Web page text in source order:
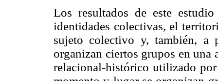
Los resultados de este
identidades colectivas, el
sujeto colectivo y, también, a
organizan ciertos grupos en
relacional-histórico utilizado